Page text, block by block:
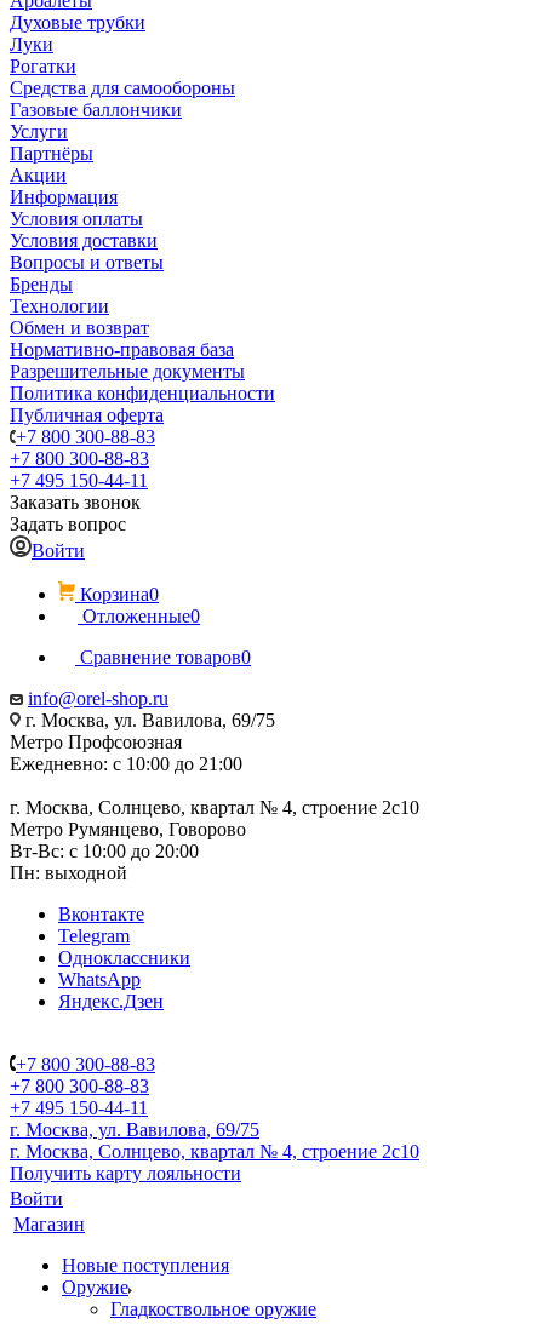
Духовые трубки
Луки
Рогатки
Средства для самообороны
Газовые баллончики
Услуги
Партнёры
Акции
Информация
Условия оплаты
Условия доставки
Вопросы и ответы
Бренды
Технологии
Обмен и возврат
Нормативно-правовая база
Разрешительные документы
Политика конфиденциальности
Публичная оферта
+7 800 300-88-83
+7 800 300-88-83
+7 495 150-44-11
Заказать звонок
Задать вопрос
Войти
Корзина0
Отложенные0
Сравнение товаров0
info@orel-shop.ru
г. Москва, ул. Вавилова, 69/75
Метро Профсоюзная
Ежедневно: с 10:00 до 21:00
г. Москва, Солнцево, квартал № 4, строение 2с10
Метро Румянцево, Говорово
Вт-Вс: с 10:00 до 20:00
Пн: выходной
Вконтакте
Telegram
Одноклассники
WhatsApp
Яндекс.Дзен
+7 800 300-88-83
+7 800 300-88-83
+7 495 150-44-11
г. Москва, ул. Вавилова, 69/75
г. Москва, Солнцево, квартал № 4, строение 2с10
Получить карту лояльности
Войти
Магазин
Новые поступления
Оружие
Гладкоствольное оружие